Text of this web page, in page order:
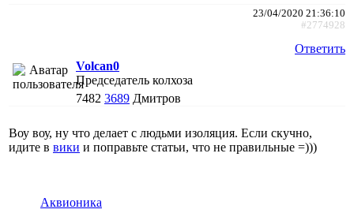
23/04/2020 21:36:10
#2774928
Ответить
Volcan0
Председатель колхоза
7482 3689 Дмитров
Воу воу, ну что делает с людьми изоляция. Если скучно,
идите в вики и поправьте статьи, что не правильные =)))
Аквионика